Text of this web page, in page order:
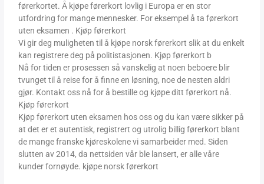
førerkortet. Å kjøpe førerkort lovlig i Europa er en stor
utfordring for mange mennesker. For eksempel å ta førerkort
uten eksamen . Kjøp førerkort
Vi gir deg muligheten til å kjøpe norsk førerkort slik at du enkelt
kan registrere deg på politistasjonen. Kjøp førerkort b
Nå for tiden er prosessen så vanskelig at noen beboere blir
tvunget til å reise for å finne en løsning, noe de nesten aldri
gjør. Kontakt oss nå for å bestille og kjøpe ditt førerkort nå.
Kjøp førerkort
Kjøp førerkort uten eksamen hos oss og du kan være sikker på
at det er et autentisk, registrert og utrolig billig førerkort blant
de mange franske kjøreskolene vi samarbeider med. Siden
slutten av 2014, da nettsiden vår ble lansert, er alle våre
kunder fornøyde. kjøpe norsk førerkort